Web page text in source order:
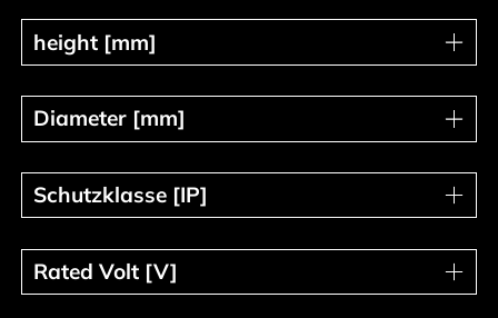
height [mm]
height [mm]
Diameter [mm]
Diameter [mm]
Schutzklasse [IP]
Schutzklasse [IP]
Rated Volt [V]
Rated Volt [V]